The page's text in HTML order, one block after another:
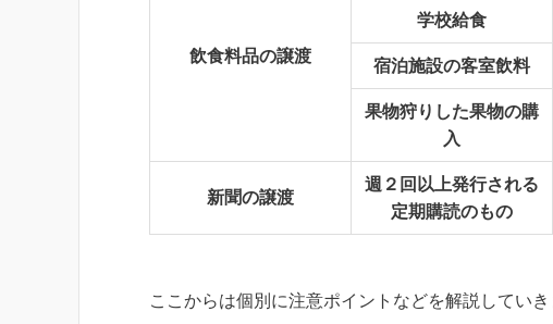
飲食料品の譲渡
学校給食
宿泊施設の客室飲料
果物狩りした果物の購
入
新聞の譲渡
週２回以上発行される
定期購読のもの
ここからは個別に注意ポイントなどを解説していき